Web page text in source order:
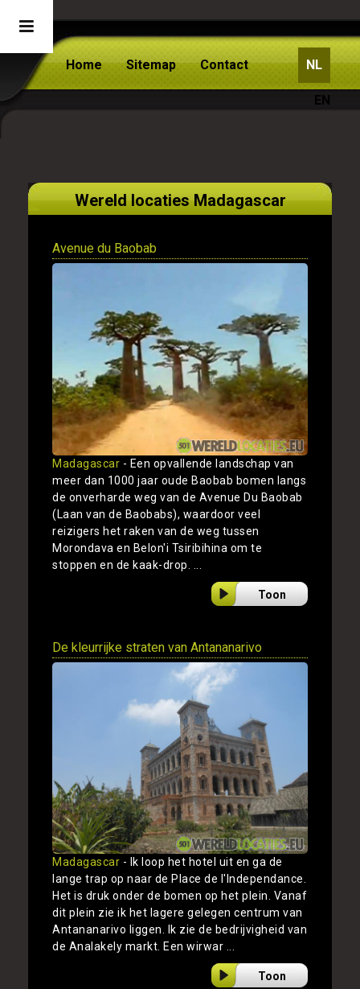
Home Sitemap Contact NL
EN
Wereld locaties Madagascar
Avenue du Baobab
Madagascar - Een opvallende landschap van
meer dan 1000 jaar oude Baobab bomen langs
de onverharde weg van de Avenue Du Baobab
(Laan van de Baobabs), waardoor veel
reizigers het raken van de weg tussen
Morondava en Belon'i Tsiribihina om te
stoppen en de kaak-drop. ...
Toon
De kleurrijke straten van Antananarivo
Madagascar - Ik loop het hotel uit en ga de
lange trap op naar de Place de l'Independance.
Het is druk onder de bomen op het plein. Vanaf
dit plein zie ik het lagere gelegen centrum van
Antananarivo liggen. Ik zie de bedrijvigheid van
de Analakely markt. Een wirwar ...
Toon